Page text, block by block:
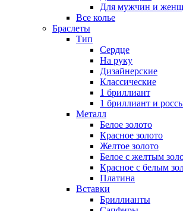
Для мужчин и
Все колье
Браслеты
Тип
Сердце
На руку
Дизайнерские
Классические
1 бриллиант
1 бриллиант и
Металл
Белое золото
Красное золото
Желтое золото
Белое с желтым
Красное с белым
Платина
Вставки
Бриллианты